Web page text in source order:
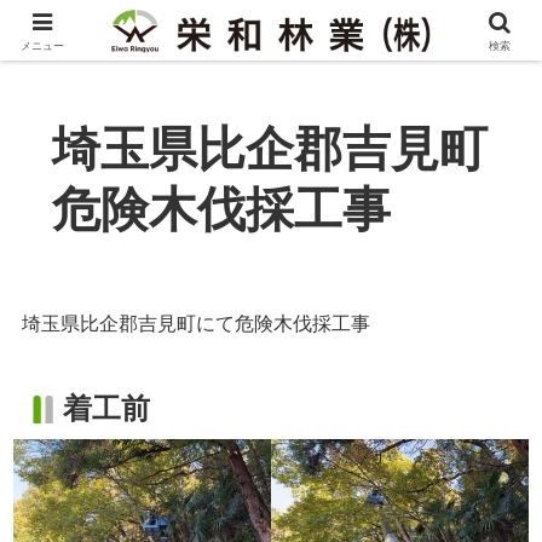
埼玉県比企郡吉見町
危険木伐採工事
埼玉県比企郡吉見町にて危険木伐採工事
着工前
メニュー 検索